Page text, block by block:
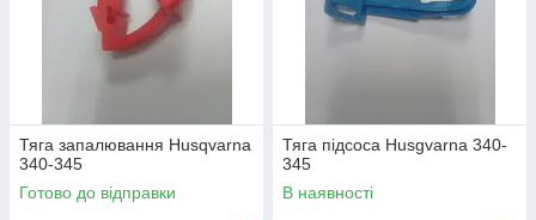
Тяга запалювання Husqvarna
340-345
Готово до відправки
Тяга підсоса Husgvarna 340-
345
В наявності